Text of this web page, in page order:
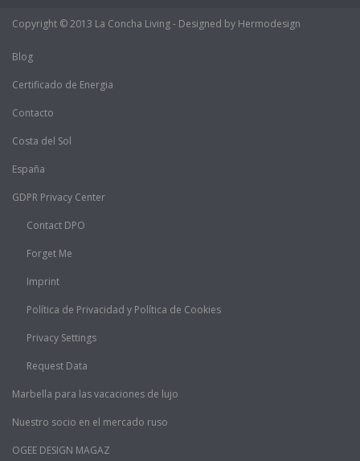
Copyright © 2013 La Concha Living - Designed by Hermodesign
Blog
Certificado de Energia
Contacto
Costa del Sol
España
GDPR Privacy Center
Contact DPO
Forget Me
Imprint
Política de Privacidad y Política de Cookies
Privacy Settings
Request Data
Marbella para las vacaciones de lujo
Nuestro socio en el mercado ruso
OGEE DESIGN MAGAZ